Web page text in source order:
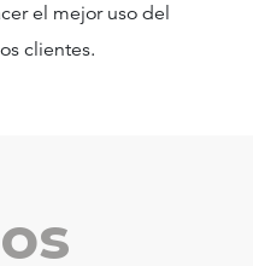
el mejor uso del
clientes.